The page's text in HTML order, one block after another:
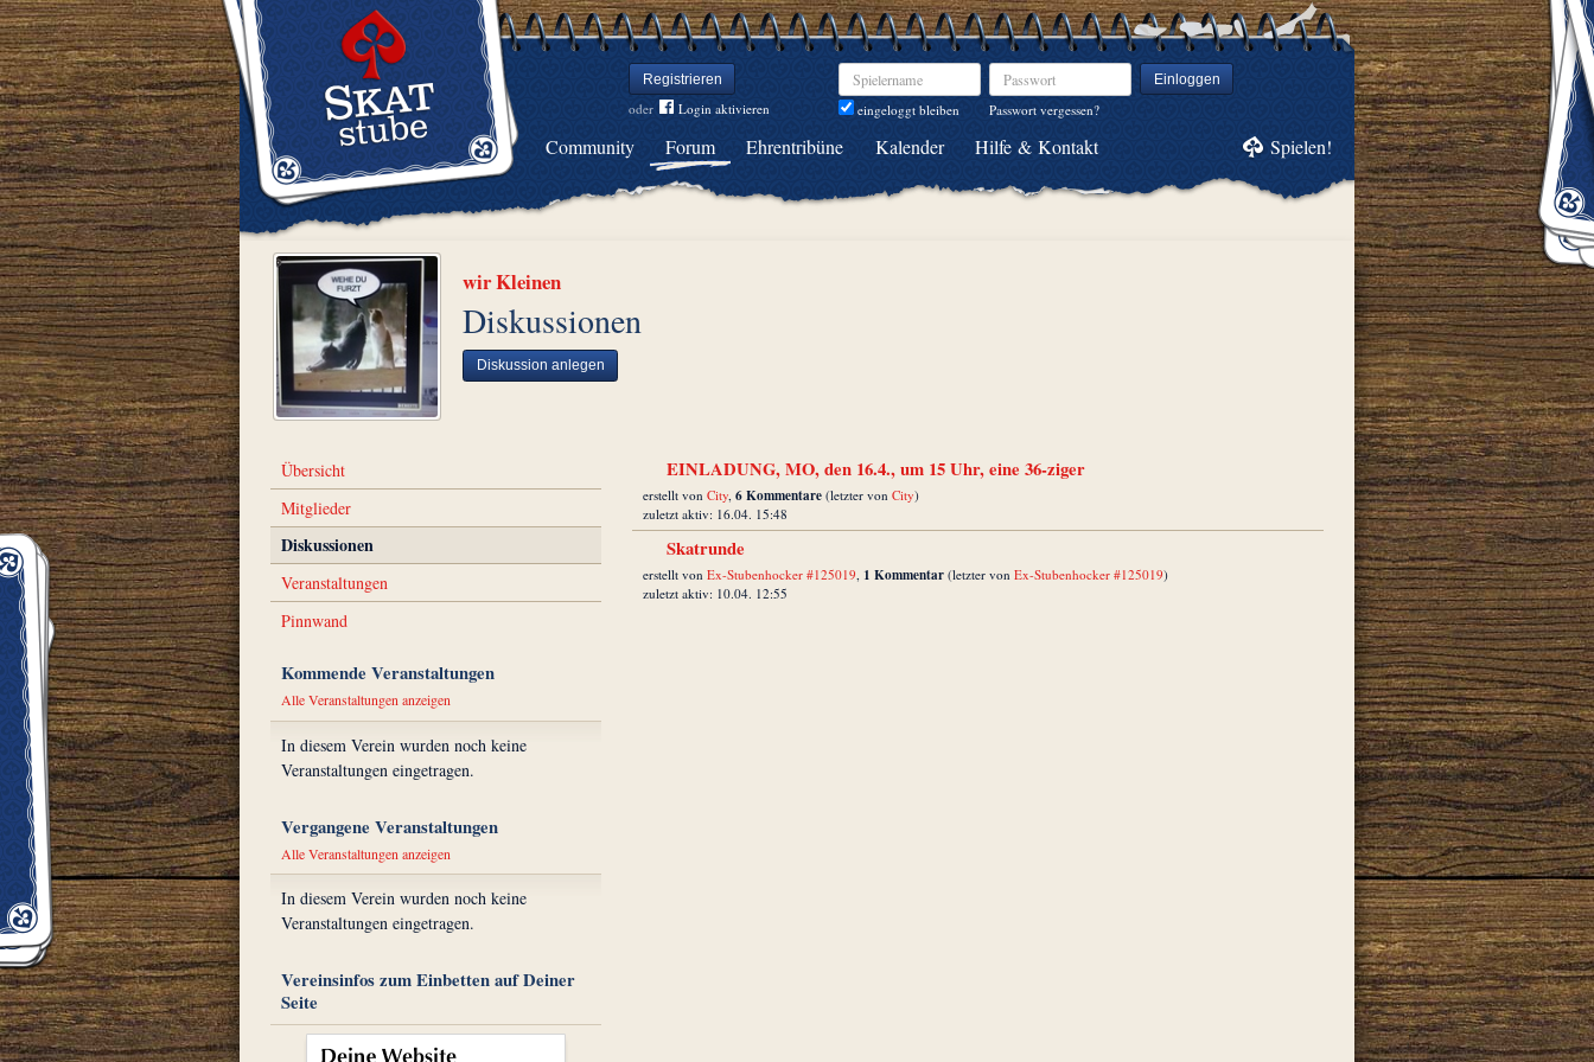
Registrieren
oder Login aktivieren
Spielername
eingeloggt bleiben
Passwort Einloggen
Passwort vergessen?
Community Forum Ehrentribüne Kalender Hilfe & Kontakt Spielen!
wir Kleinen
Diskussionen
Diskussion anlegen
Übersicht
Mitglieder
Diskussionen
Veranstaltungen
Pinnwand
Kommende Veranstaltungen
Alle Veranstaltungen anzeigen
In diesem Verein wurden noch keine
Veranstaltungen eingetragen.
Vergangene Veranstaltungen
Alle Veranstaltungen anzeigen
In diesem Verein wurden noch keine
Veranstaltungen eingetragen.
Vereinsinfos zum Einbetten auf Deiner
Seite
EINLADUNG, MO, den 16.4., um 15 Uhr, eine 36-ziger
erstellt von City, 6 Kommentare(letzter von City)
zuletzt aktiv: 16.04. 15:48
Skatrunde
erstellt von Ex-Stubenhocker #125019 1 Kommentar(letzter von Ex-Stubenhocker #125019)
zuletzt aktiv: 10.04. 12:55